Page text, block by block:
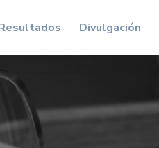
Divulgación